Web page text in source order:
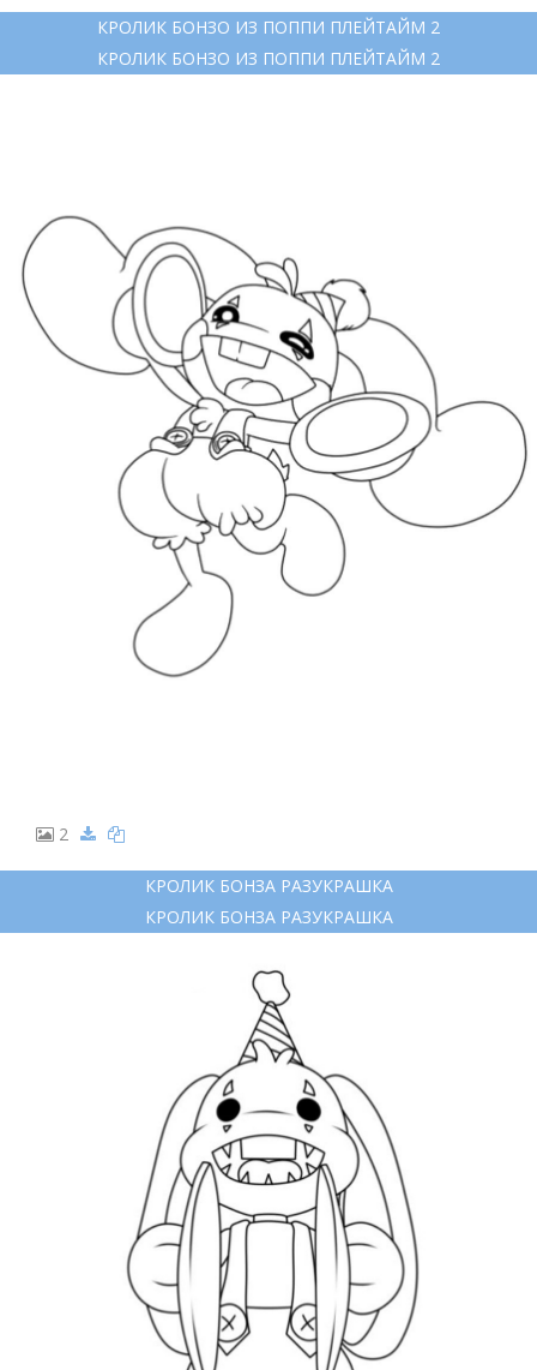
КРОЛИК БОНЗО ИЗ ПОППИ ПЛЕЙТАЙМ 2
КРОЛИК БОНЗО ИЗ ПОППИ ПЛЕЙТАЙМ 2
2
КРОЛИК БОНЗА РАЗУКРАШКА
КРОЛИК БОНЗА РАЗУКРАШКА